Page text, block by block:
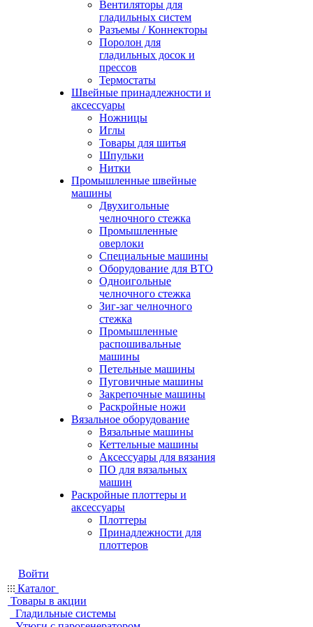
Вентиляторы для
гладильных систем
Разъемы / Коннекторы
Поролон для
гладильных досок и
прессов
Термостаты
Швейные принадлежности и
аксессуары
Ножницы
Иглы
Товары для шитья
Шпульки
Нитки
Промышленные швейные
машины
Двухигольные
челночного стежка
Промышленные
оверлоки
Специальные машины
Оборудование для ВТО
Одноигольные
челночного стежка
Зиг-заг челночного
стежка
Промышленные
распошивальные
машины
Петельные машины
Пуговичные машины
Закрепочные машины
Раскройные ножи
Вязальное оборудование
Вязальные машины
Кеттельные машины
Аксессуары для вязания
ПО для вязальных
машин
Раскройные плоттеры и
аксессуары
Плоттеры
Принадлежности для
плоттеров
Войти
Каталог
Товары в акции
Гладильные системы